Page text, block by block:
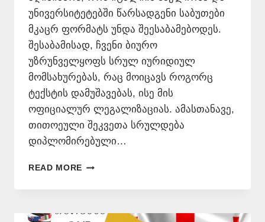
უნივერსიტეტებში წარსადგენი საბუთები
მკაცრ ფორმატს უნდა შეესაბამებოდეს.
შესაბამისად, ჩვენი ბიურო
უზრუნველყოფს სრულ იურიდიულ
მომსახურებას, რაც მოიცავს როგორც
ტექსტის დამუშავებას, ისე მის
ოფიციალურ ლეგალიზაციას. ამასთანავე,
თითოეული შეკვეთა სრულდება
დიპლომირებული…
READ MORE ᲘᲢᲐᲚᲘᲣᲠᲘ
ᲗᲐᲠᲒᲛᲜᲐ
577